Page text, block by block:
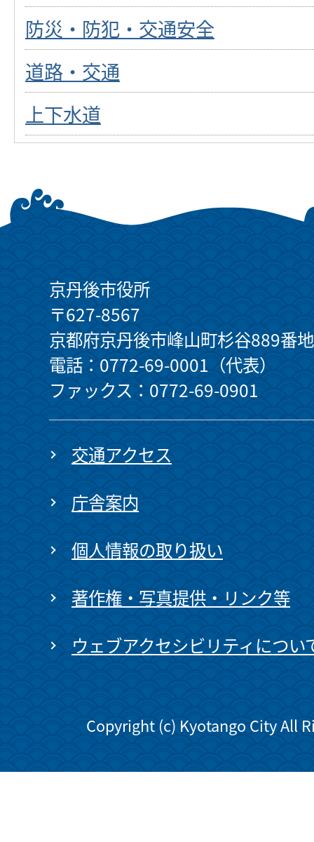
防災・防犯・交通安全
道路・交通
上下水道
京丹後市役所
〒627-8567
京都府京丹後市峰山町杉谷889番地
電話：0772-69-0001（代表）
ファックス：0772-69-0901
交通アクセス
庁舎案内
個人情報の取り扱い
著作権・写真提供・リンク等
ウェブアクセシビリティについ
Copyright (c) Kyotango City All